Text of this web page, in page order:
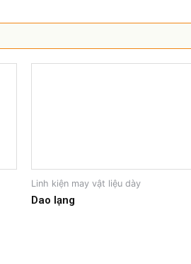
Linh kiện may vật liệu dày
Dao lạng